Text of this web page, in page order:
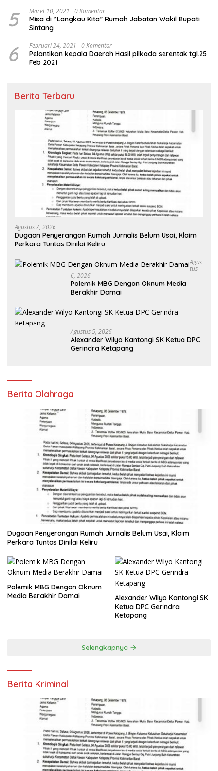
5 Maret 10, 2021 0 Komentar
Misa di “Langkau Kita” Rumah Jabatan Wakil Bupati
Sintang
6 Februari 24, 2021 0 Komentar
Pelantikan kepala Daerah Hasil pilkada serentak tgl.25
Feb 2021
Berita Terbaru
Agustus 7, 2026
Dugaan Penyerangan Rumah Jurnalis Belum Usai, Klaim
Perkara Tuntas Dinilai Keliru
Agus
Tus
6, 2026
Polemik MBG Dengan Oknum Media
Berakhir Damai
Agustus 5, 2026
Alexander Wilyo Kantongi SK Ketua DPC
Gerindra Ketapang
Berita Olahraga
Dugaan Penyerangan Rumah Jurnalis Belum Usai, Klaim
Perkara Tuntas Dinilai Keliru
Polemik MBG Dengan Oknum
Media Berakhir Damai
Alexander Wilyo Kantongi SK
Ketua DPC Gerindra
Ketapang
Selengkapnya
Berita Kriminal